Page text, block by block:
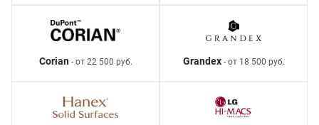
Corian- от 22 500 руб. Grandex- от 18 500 руб.